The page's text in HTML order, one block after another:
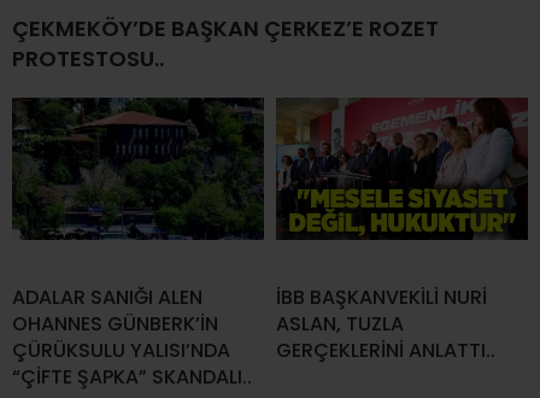
ÇEKMEKÖY’DE BAŞKAN ÇERKEZ’E ROZET
PROTESTOSU..
ADALAR SANIĞI ALEN
OHANNES GÜNBERK’İN
ÇÜRÜKSULU YALISI’NDA
“ÇİFTE ŞAPKA” SKANDALI..
İBB BAŞKANVEKİLİ NURİ
ASLAN, TUZLA
GERÇEKLERİNİ ANLATTI..